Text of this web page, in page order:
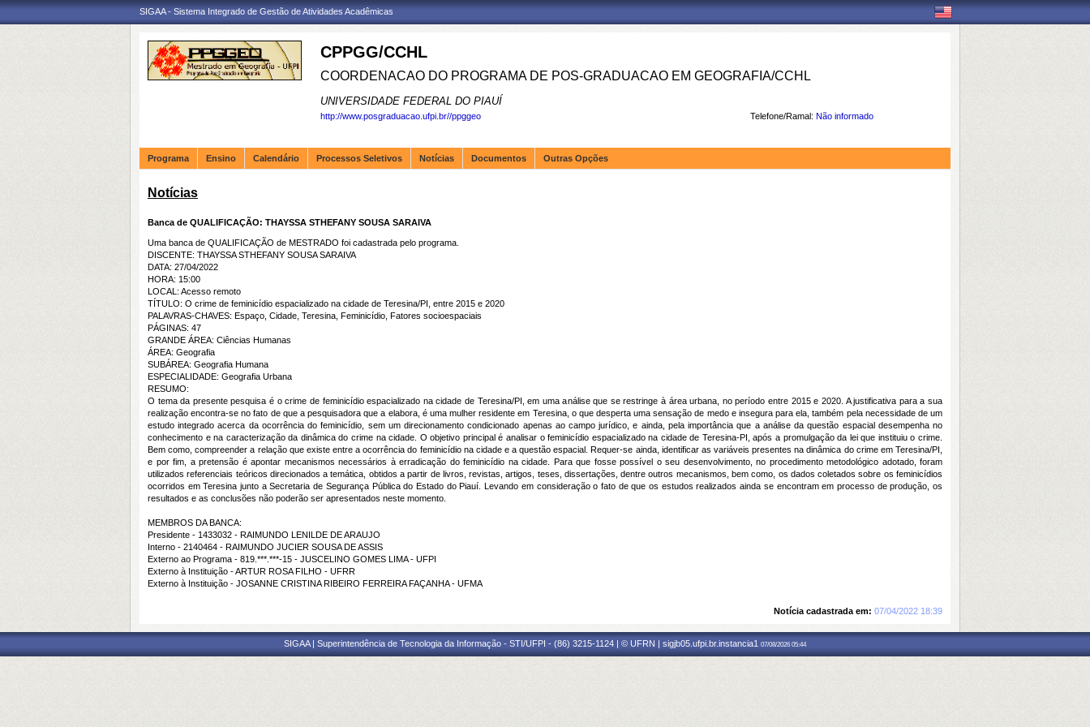
SIGAA - Sistema Integrado de Gestão de Atividades Acadêmicas
CPPGG/CCHL
COORDENACAO DO PROGRAMA DE POS-GRADUACAO EM GEOGRAFIA/CCHL
UNIVERSIDADE FEDERAL DO PIAUÍ
Telefone/Ramal: Não informado
http://www.posgraduacao.ufpi.br//ppggeo
Programa Ensino Calendário Processos Seletivos Notícias Documentos Outras Opções
Notícias
Banca de QUALIFICAÇÃO: THAYSSA STHEFANY SOUSA SARAIVA
Uma banca de QUALIFICAÇÃO de MESTRADO foi cadastrada pelo programa.
DISCENTE: THAYSSA STHEFANY SOUSA SARAIVA
DATA: 27/04/2022
HORA: 15:00
LOCAL: Acesso remoto
TÍTULO: O crime de feminicídio espacializado na cidade de Teresina/PI, entre 2015 e 2020
PALAVRAS-CHAVES: Espaço, Cidade, Teresina, Feminicídio, Fatores socioespaciais
PÁGINAS: 47
GRANDE ÁREA: Ciências Humanas
ÁREA: Geografia
SUBÁREA: Geografia Humana
ESPECIALIDADE: Geografia Urbana
RESUMO:
O tema da presente pesquisa é o crime de feminicídio espacializado na cidade de Teresina/PI, em uma análise que se restringe à área urbana, no período entre 2015 e 2020. A justificativa para a sua
realização encontra-se no fato de que a pesquisadora que a elabora, é uma mulher residente em Teresina, o que desperta uma sensação de medo e insegura para ela, também pela necessidade de um
estudo integrado acerca da ocorrência do feminicídio, sem um direcionamento condicionado apenas ao campo jurídico, e ainda, pela importância que a análise da questão espacial desempenha no
conhecimento e na caracterização da dinâmica do crime na cidade. O objetivo principal é analisar o feminicídio espacializado na cidade de Teresina-PI, após a promulgação da lei que instituiu o crime.
Bem como, compreender a relação que existe entre a ocorrência do feminicídio na cidade e a questão espacial. Requer-se ainda, identificar as variáveis presentes na dinâmica do crime em Teresina/PI,
e por fim, a pretensão é apontar mecanismos necessários à erradicação do feminicídio na cidade. Para que fosse possível o seu desenvolvimento, no procedimento metodológico adotado, foram
utilizados referenciais teóricos direcionados a temática, obtidos a partir de livros, revistas, artigos, teses, dissertações, dentre outros mecanismos, bem como, os dados coletados sobre os feminicídios
ocorridos em Teresina junto a Secretaria de Segurança Pública do Estado do Piauí. Levando em consideração o fato de que os estudos realizados ainda se encontram em processo de produção, os
resultados e as conclusões não poderão ser apresentados neste momento.
MEMBROS DA BANCA:
Presidente - 1433032 - RAIMUNDO LENILDE DE ARAUJO
Interno - 2140464 - RAIMUNDO JUCIER SOUSA DE ASSIS
Externo ao Programa - 819.***.***-15 - JUSCELINO GOMES LIMA - UFPI
Externo à Instituição - ARTUR ROSA FILHO - UFRR
Externo à Instituição - JOSANNE CRISTINA RIBEIRO FERREIRA FAÇANHA - UFMA
Notícia cadastrada em: 07/04/2022 18:39
SIGAA | Superintendência de Tecnologia da Informação - STI/UFPI - (86) 3215-1124 | © UFRN | sigjb05.ufpi.br.instancia1 07/08/2026 05:44